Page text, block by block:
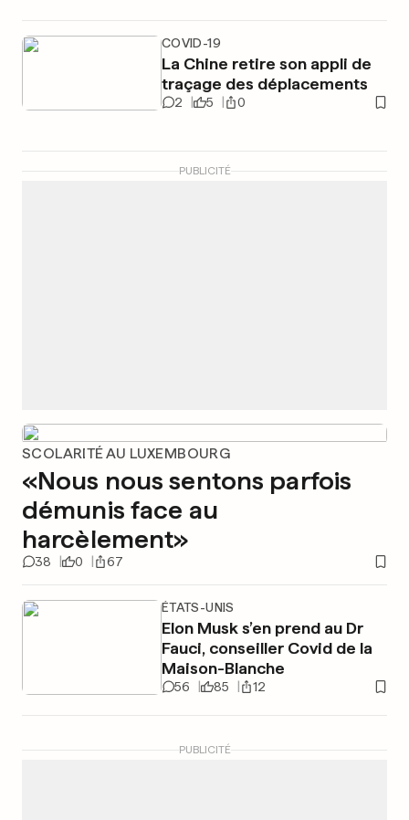
COVID-19
La Chine retire son appli de
traçage des déplacements
2 5 0
PUBLICITÉ
SCOLARITÉ AU LUXEMBOURG
«Nous nous sentons parfois
démunis face au
harcèlement»
38 0 67
ÉTATS-UNIS
Elon Musk s’en prend au Dr
Fauci, conseiller Covid de la
Maison-Blanche
56 85 12
PUBLICITÉ